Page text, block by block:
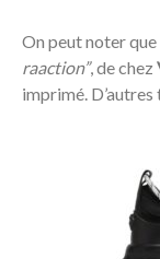
On peut noter que
raaction”, de chez
imprimé.